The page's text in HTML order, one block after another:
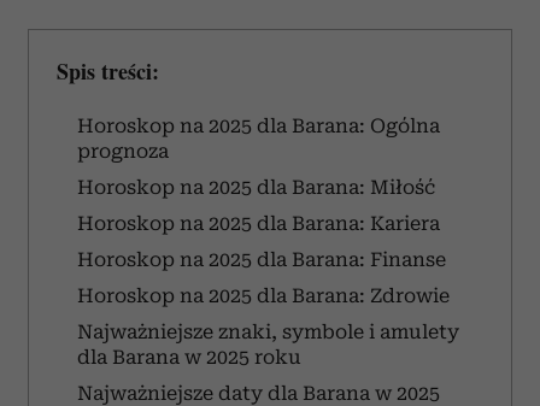
Spis treści:
Horoskop na 2025 dla Barana: Ogólna
prognoza
Horoskop na 2025 dla Barana: Miłość
Horoskop na 2025 dla Barana: Kariera
Horoskop na 2025 dla Barana: Finanse
Horoskop na 2025 dla Barana: Zdrowie
Najważniejsze znaki, symbole i amulety
dla Barana w 2025 roku
Najważniejsze daty dla Barana w 2025